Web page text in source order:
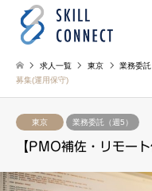
求人一覧 東京 業務委託
募集(運用保守)
東京 業務委託（週5）
【PMO補佐・リモー